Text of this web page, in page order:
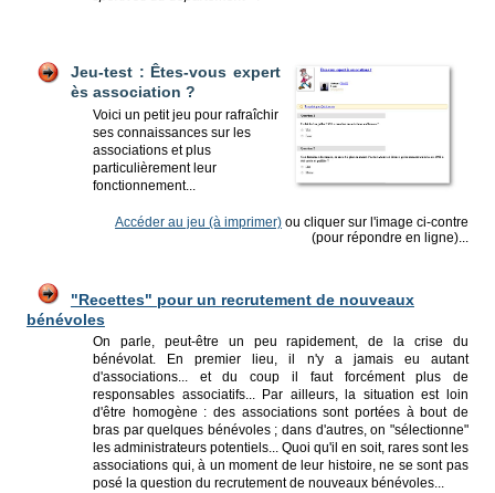
Jeu-test : Êtes-vous expert
ès association ?
Voici un petit jeu pour rafraîchir
ses connaissances sur les
associations et plus
particulièrement leur
fonctionnement...
Accéder au jeu (à imprimer) ou cliquer sur l'image ci-contre
(pour répondre en ligne)...
"Recettes" pour un recrutement de nouveaux
bénévoles
On parle, peut-être un peu rapidement, de la crise du
bénévolat. En premier lieu, il n'y a jamais eu autant
d'associations... et du coup il faut forcément plus de
responsables associatifs... Par ailleurs, la situation est loin
d'être homogène : des associations sont portées à bout de
bras par quelques bénévoles ; dans d'autres, on "sélectionne"
les administrateurs potentiels... Quoi qu'il en soit, rares sont les
associations qui, à un moment de leur histoire, ne se sont pas
posé la question du recrutement de nouveaux bénévoles...